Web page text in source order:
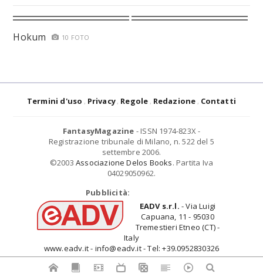
Hokum 10 FOTO
Termini d'uso Privacy Regole Redazione Contatti
FantasyMagazine - ISSN 1974-823X -
Registrazione tribunale di Milano, n. 522 del 5
settembre 2006.
©2003 Associazione Delos Books. Partita Iva
04029050962.
Pubblicità:
EADV s.r.l. - Via Luigi
Capuana, 11 - 95030
Tremestieri Etneo (CT) -
Italy
www.eadv.it - info@eadv.it - Tel: +39.0952830326